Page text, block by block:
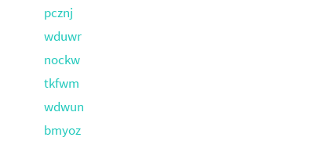
pcznj
wduwr
nockw
tkfwm
wdwun
bmyoz